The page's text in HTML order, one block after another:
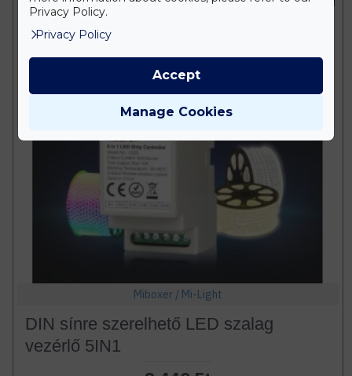
Miboxer / Mi-Light
DIN sínre szerelhető LED szalag
vezérlő 5IN1
Privacy Policy.
Privacy Policy
Manage Cookies
Accept